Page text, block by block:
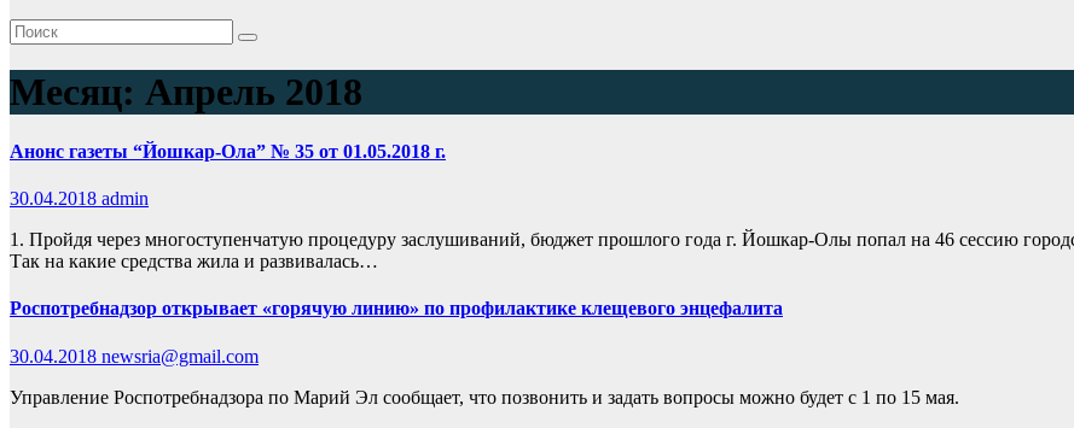
Месяц: Апрель 2018
Анонс газеты “Йошкар-Ола” № 35 от 01.05.2018 г.
30.04.2018 admin
1. Пройдя через многоступенчатую процедуру заслушиваний, бюджет прошлого года г. Йошкар-Олы попал на 46 сессию
Так на какие средства жила и развивалась…
Роспотребнадзор открывает «горячую линию» по профилактике клещевого энцефалита
30.04.2018 newsria@gmail.com
Управление Роспотребнадзора по Марий Эл сообщает, что позвонить и задать вопросы можно будет с 1 по 15 мая.